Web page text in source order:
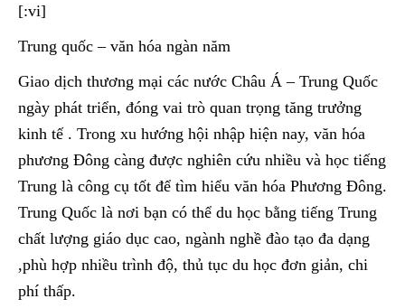
[:vi]
Trung quốc – văn hóa ngàn năm
Giao dịch thương mại các nước Châu Á – Trung Quốc
ngày phát triển, đóng vai trò quan trọng tăng trưởng
kinh tế . Trong xu hướng hội nhập hiện nay, văn hóa
phương Đông càng được nghiên cứu nhiều và học tiếng
Trung là công cụ tốt để tìm hiểu văn hóa Phương Đông.
Trung Quốc là nơi bạn có thể du học bằng tiếng Trung
chất lượng giáo dục cao, ngành nghề đào tạo đa dạng
,phù hợp nhiều trình độ, thủ tục du học đơn giản, chi
phí thấp.